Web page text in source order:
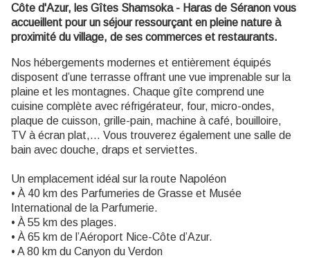
Côte d'Azur, les Gîtes Shamsoka - Haras de Séranon vous
accueillent pour un séjour ressourçant en pleine nature à
proximité du village, de ses commerces et restaurants.
Nos hébergements modernes et entièrement équipés
disposent d’une terrasse offrant une vue imprenable sur la
plaine et les montagnes. Chaque gîte comprend une
cuisine complète avec réfrigérateur, four, micro-ondes,
plaque de cuisson, grille-pain, machine à café, bouilloire,
TV à écran plat,… Vous trouverez également une salle de
bain avec douche, draps et serviettes.
Un emplacement idéal sur la route Napoléon
• À 40 km des Parfumeries de Grasse et Musée
International de la Parfumerie.
• À 55 km des plages.
• À 65 km de l’Aéroport Nice-Côte d’Azur.
• A 80 km du Canyon du Verdon